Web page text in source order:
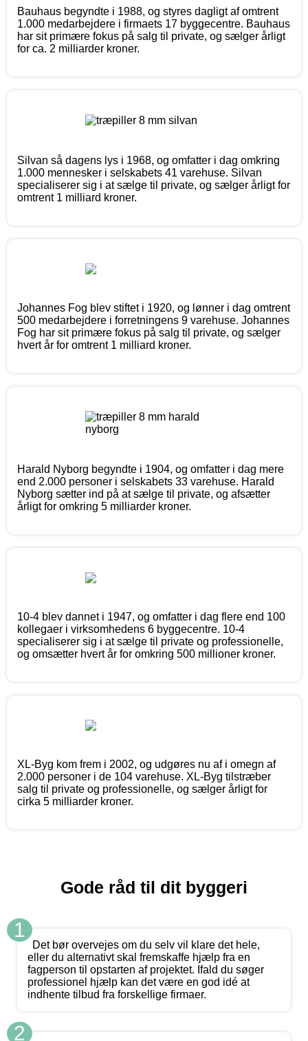
Bauhaus begyndte i 1988, og styres dagligt af omtrent
1.000 medarbejdere i firmaets 17 byggecentre. Bauhaus
har sit primære fokus på salg til private, og sælger årligt
for ca. 2 milliarder kroner.
Silvan så dagens lys i 1968, og omfatter i dag omkring
1.000 mennesker i selskabets 41 varehuse. Silvan
specialiserer sig i at sælge til private, og sælger årligt for
omtrent 1 milliard kroner.
Johannes Fog blev stiftet i 1920, og lønner i dag omtrent
500 medarbejdere i forretningens 9 varehuse. Johannes
Fog har sit primære fokus på salg til private, og sælger
hvert år for omtrent 1 milliard kroner.
Harald Nyborg begyndte i 1904, og omfatter i dag mere
end 2.000 personer i selskabets 33 varehuse. Harald
Nyborg sætter ind på at sælge til private, og afsætter
årligt for omkring 5 milliarder kroner.
10-4 blev dannet i 1947, og omfatter i dag flere end 100
kollegaer i virksomhedens 6 byggecentre. 10-4
specialiserer sig i at sælge til private og professionelle,
og omsætter hvert år for omkring 500 millioner kroner.
XL-Byg kom frem i 2002, og udgøres nu af i omegn af
2.000 personer i de 104 varehuse. XL-Byg tilstræber
salg til private og professionelle, og sælger årligt for
cirka 5 milliarder kroner.
Gode råd til dit byggeri
1
Det bør overvejes om du selv vil klare det hele,
eller du alternativt skal fremskaffe hjælp fra en
fagperson til opstarten af projektet. Ifald du søger
professionel hjælp kan det være en god idé at
indhente tilbud fra forskellige firmaer.
2